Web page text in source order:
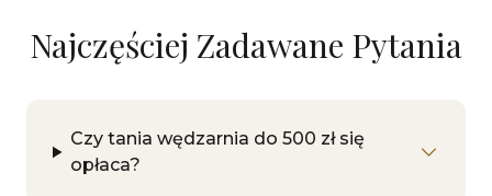
Najczęściej Zadawane Pytania
Czy tania wędzarnia do 500 zł się
opłaca?